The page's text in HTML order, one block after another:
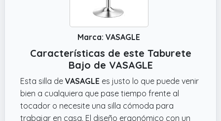
Marca: VASAGLE
Características de este Taburete
Bajo de VASAGLE
Esta silla de VASAGLE es justo lo que puede venir
bien a cualquiera que pase tiempo frente al
tocador o necesite una silla cómoda para
trabajar en casa. El diseño ergonómico con un